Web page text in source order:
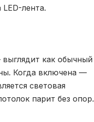
лента.
как обычный
Когда включена —
световая
парит без опор.